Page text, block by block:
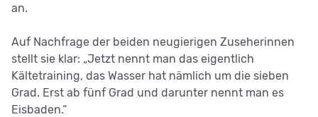
an.
Auf Nachfrage der beiden neugierigen Zuseherinnen
stellt sie klar: „Jetzt nennt man das eigentlich
Kältetraining, das Wasser hat nämlich um die sieben
Grad. Erst ab fünf Grad und darunter nennt man es
Eisbaden.“